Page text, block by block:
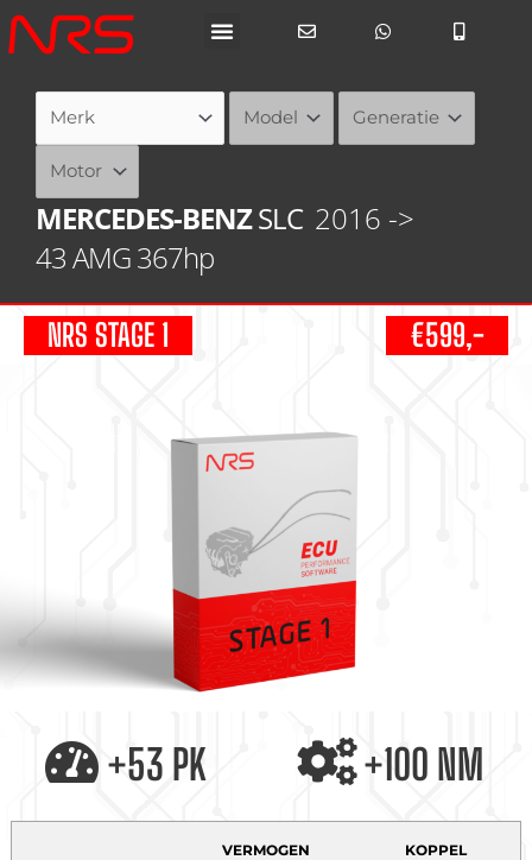
Ga
naar
MERCEDES-BENZSLC 2016 ->
43 AMG 367hp
NRS STAGE 1 €599,-
+53 PK +100 NM
VERMOGEN KOPPEL